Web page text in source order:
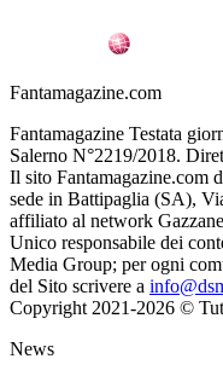
Fantamagazine.com
Fantamagazine Testata
Salerno N°2219/2018.
Il sito Fantamagazine.com
sede in Battipaglia (SA),
affiliato al network
Unico responsabile dei
Media Group; per ogni
del Sito scrivere a
Copyright 2021-2026 ©
News